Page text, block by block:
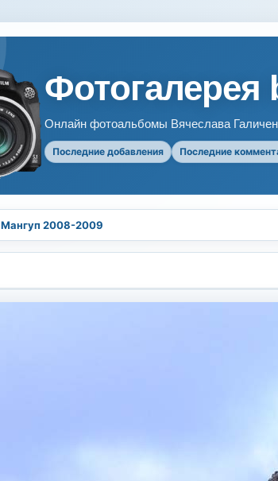
Фотогалерея
Онлайн фотоальбомы Вячеслава
Последние добавления Последние
Мангуп 2008-2009